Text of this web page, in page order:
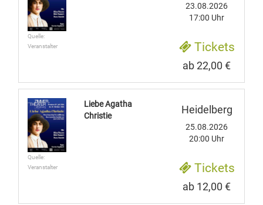
Quelle:
Veranstalter
23.08.2026
17:00 Uhr
Tickets
ab 22,00 €
Quelle:
Veranstalter
Liebe Agatha
Christie
Heidelberg
25.08.2026
20:00 Uhr
Tickets
ab 12,00 €